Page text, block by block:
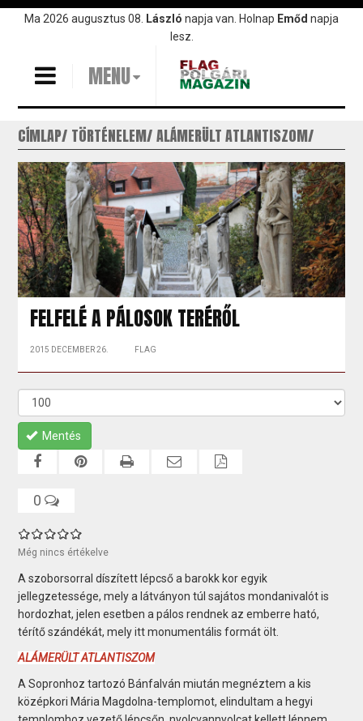
UgrásMa 2026 augusztus 08. László napja van. Holnap Emőd napja
lesz.
MENU
CÍMLAP TÖRTÉNELEM ALÁMERÜLT ATLANTISZOM
FELFELÉ A PÁLOSOK TERÉRŐL
2015 DECEMBER 26. FLAG
Mentés
0
Még nincs értékelve
A szoborsorral díszített lépcső a barokk kor egyik
jellegzetessége, mely a látványon túl sajátos mondanivalót is
hordozhat, jelen esetben a pálos rendnek az emberre ható,
térítő szándékát, mely itt monumentális formát ölt.
ALÁMERÜLT ATLANTISZOM
A Sopronhoz tartozó Bánfalván miután megnéztem a kis
középkori Mária Magdolna-templomot, elindultam a hegyi